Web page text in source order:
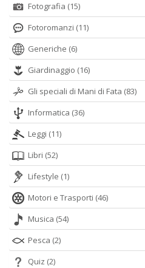
Fotografia (15)
Fotoromanzi (11)
Generiche (6)
Giardinaggio (16)
Gli speciali di Mani di Fata (83)
Informatica (36)
Leggi (11)
Libri (52)
Lifestyle (1)
Motori e Trasporti (46)
Musica (54)
Pesca (2)
Quiz (2)